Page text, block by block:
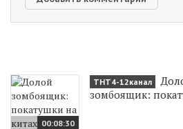
00:08:30
ТНТ4-12канал
зомбоящик: